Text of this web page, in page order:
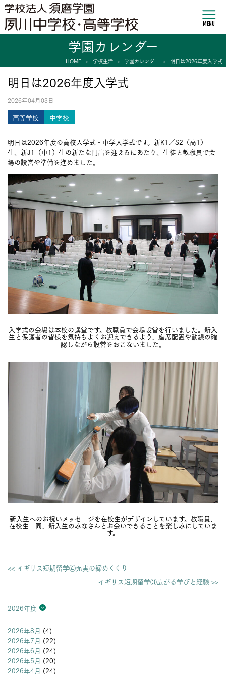
MENU
学園カレンダー
HOME 学校生活 学園カレンダー 明日は2026年度入学式
明日は2026年度入学式
2026年04月03日
高等学校 中学校
明日は2026年度の高校入学式・中学入学式です。新K1／S2（高1）
生、新J1（中1）生の新たな門出を迎えるにあたり、生徒と教職員で会
場の設営や準備を進めました。
入学式の会場は本校の講堂です。教職員で会場設営を行いました。新入
生と保護者の皆様を気持ちよくお迎えできるよう、座席配置や動線の確
認しながら設営をおこないました。
新入生へのお祝いメッセージを在校生がデザインしています。教職員、
在校生一同、新入生のみなさんとお会いできることを楽しみにしていま
す。
<< イギリス短期留学④充実の締めくくり
イギリス短期留学③広がる学びと経験 >>
2026年度
2026年度
2025年度
2024年度
2023年度
2022年度
2021年度
2020年度
2019年度
2018年度
2017年度
2016年度
2015年度
2014年度
2013年度
2026年8月 (4)
2026年7月 (22)
2026年6月 (24)
2026年5月 (20)
2026年4月 (24)